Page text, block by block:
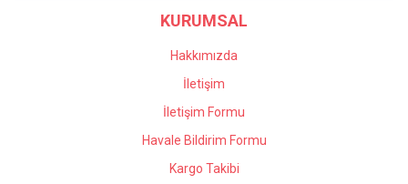
KURUMSAL
Hakkımızda
İletişim
İletişim Formu
Havale Bildirim Formu
Kargo Takibi